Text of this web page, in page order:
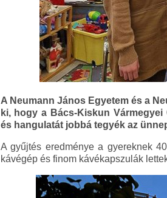
A Neumann János Egyetem és a
ki, hogy a Bács-Kiskun
és hangulatát jobbá tegyék az
A gyűjtés eredménye a gyereknek
kávégép és finom kávékapszulák